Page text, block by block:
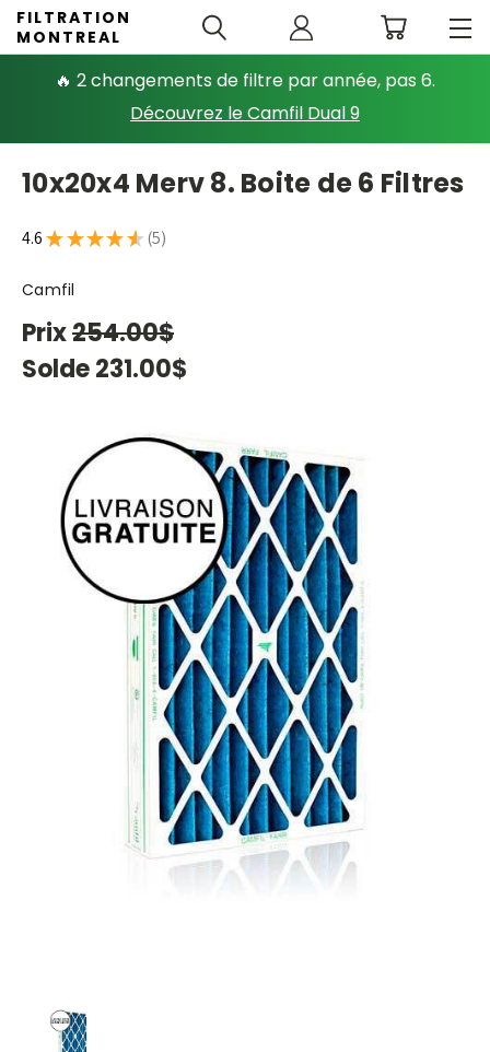
🔥 2 changements de filtre par année, pas 6.
Découvrez le Camfil Dual 9
FILTRATION
MONTREAL
10x20x4 Merv 8. Boite de 6 Filtres
4.6★ ★ ★ ★ ★ 5
5
Camfil
Prix254.00$
Solde231.00$